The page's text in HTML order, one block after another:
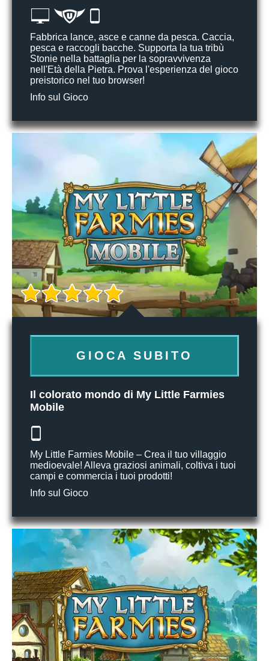
Fabbrica lance, asce e canne da pesca. Caccia,
pesca e raccogli bacche. Supporta la tua tribù
Stonie nella battaglia per la sopravvivenza
nell'Età della Pietra. Prova l'esperienza del gioco
preistorico nel tuo browser!
Info sul Gioco
GIOCA SUBITO
Il colorato mondo di My Little Farmies
Mobile
My Little Farmies Mobile – Crea il tuo villaggio
medioevale! Alleva graziosi animali, coltiva i tuoi
campi e commercia i tuoi prodotti!
Info sul Gioco